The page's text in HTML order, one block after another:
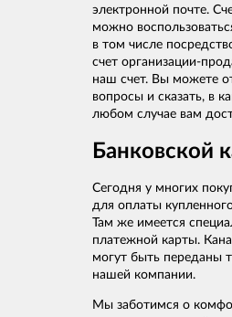
электронной почте.
можно
в том числе
счет организации-
наш счет. Вы можете
вопросы и сказать, в
любом случае вам
Банковской
Сегодня у многих
для оплаты
Там же имеется
платежной карты.
могут быть переданы
нашей компании.
Мы заботимся о